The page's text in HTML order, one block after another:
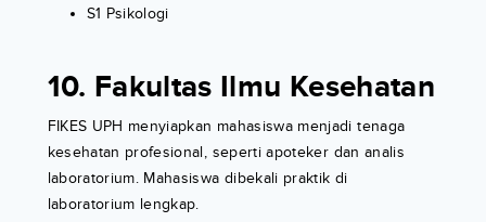
S1 Psikologi
10. Fakultas Ilmu Kesehatan
FIKES UPH menyiapkan mahasiswa menjadi tenaga
kesehatan profesional, seperti apoteker dan analis
laboratorium. Mahasiswa dibekali praktik di
laboratorium lengkap.